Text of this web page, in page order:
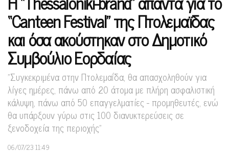
“Canteen Festival” της Πτολεμαϊδας
και όσα ακούστηκαν στο Δημοτικό
Συμβούλιο Εορδαίας
"Συγκεκριμένα στην Πτολεμαΐδα, θα απασχοληθούν για
λίγες ημέρες, πάνω από 20 άτομα με πλήρη ασφαλιστική
κάλυψη, πάνω από 50 επαγγελματίες - προμηθευτές, ενώ
θα υπάρξουν γύρω στις 100 διανυκτερεύσεις σε
ξενοδοχεία της περιοχής"
06/07/23 11:49